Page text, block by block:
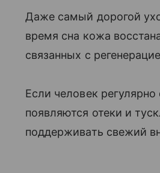
Даже самый дорогой
время сна кожа
связанных с
Если человек
появляются отеки и
поддерживать свежий